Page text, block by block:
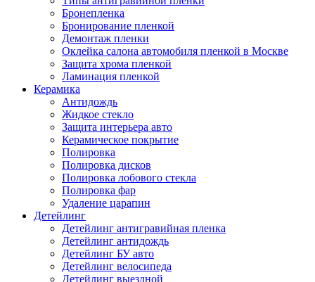
Бронепленка
Бронирование пленкой
Демонтаж пленки
Оклейка салона автомобиля пленкой в Москве
Защита хрома пленкой
Ламинация пленкой
Керамика
Антидождь
Жидкое стекло
Защита интерьера авто
Керамическое покрытие
Полировка
Полировка дисков
Полировка лобового стекла
Полировка фар
Удаление царапин
Детейлинг
Детейлинг антигравийная пленка
Детейлинг антидождь
Детейлинг БУ авто
Детейлинг велосипеда
Детейлинг выездной